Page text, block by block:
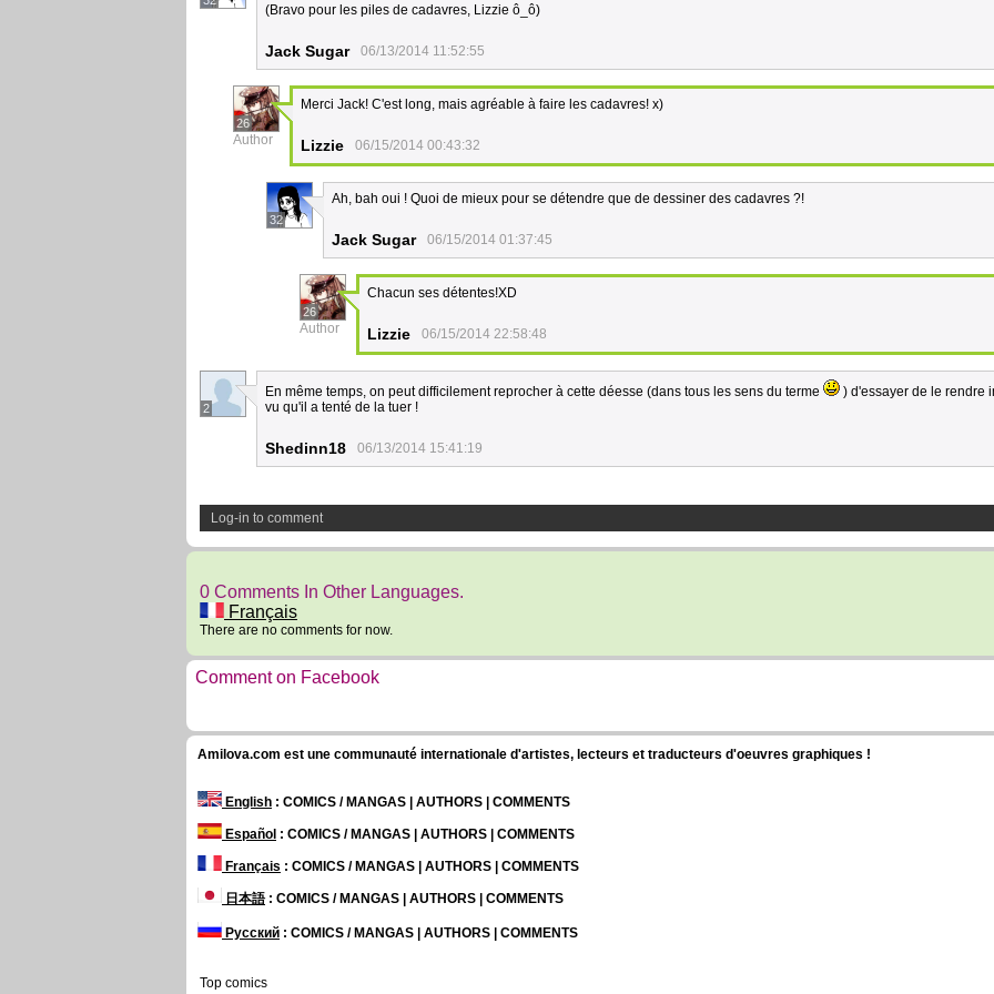
(Bravo pour les piles de cadavres, Lizzie ô_ô)
Jack Sugar 06/13/2014 11:52:55
26
Author
Merci Jack! C'est long, mais agréable à faire les cadavres! x)
Lizzie 06/15/2014 00:43:32
32
Ah, bah oui ! Quoi de mieux pour se détendre que de dessiner des cadavres ?!
Jack Sugar 06/15/2014 01:37:45
26
Author
Chacun ses détentes!XD
Lizzie 06/15/2014 22:58:48
2
En même temps, on peut difficilement reprocher à cette déesse (dans tous les sens du terme
) d'essayer de le rendre
vu qu'il a tenté de la tuer !
Shedinn18 06/13/2014 15:41:19
Log-in to comment
0 Comments In Other Languages.
Français
There are no comments for now.
Comment on Facebook
Amilova.com est une communauté internationale d'artistes, lecteurs et traducteurs d'oeuvres graphiques !
English : COMICS / MANGAS | AUTHORS | COMMENTS
Español : COMICS / MANGAS | AUTHORS | COMMENTS
Français : COMICS / MANGAS | AUTHORS | COMMENTS
日本語: COMICS / MANGAS | AUTHORS | COMMENTS
Русский : COMICS / MANGAS | AUTHORS | COMMENTS
Top comics